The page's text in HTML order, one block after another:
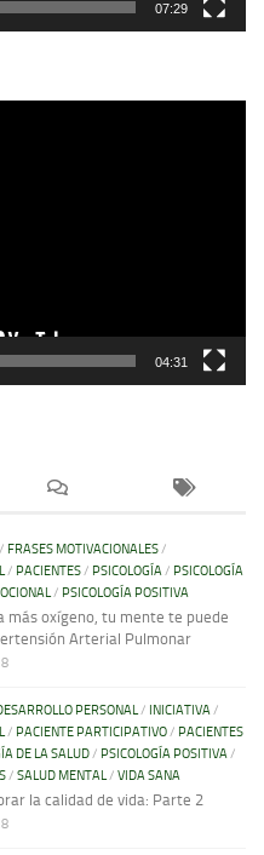
07:29
04:31
FRASES MOTIVACIONALES/
/ PACIENTES/ PSICOLOGÍA/ PSICOLOGÍA
/ PSICOLOGÍA POSITIVA
más oxígeno, tu mente te puede
Arterial Pulmonar
PERSONAL/ INICIATIVA/
/ PACIENTE PARTICIPATIVO/ PACIENTES
DE LA SALUD/ PSICOLOGÍA POSITIVA/
/ SALUD MENTAL/ VIDA SANA
la calidad de vida: Parte 2